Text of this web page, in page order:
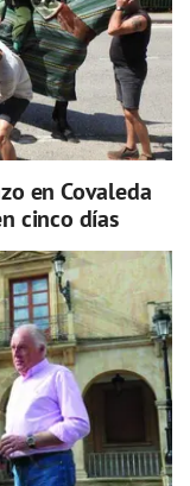
en Covaleda
cinco días